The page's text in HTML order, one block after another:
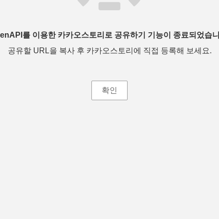
를 이용한 카카오스토리로 공유하기 기능이 종료되었습
공유할 URL을 복사 후 카카오스토리에 직접 등록해 보세요.
확인